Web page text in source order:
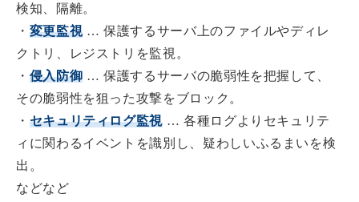
検知、隔離。
・ 変更監視… 保護するサーバ上のファイルやディレ
クトリ、レジストリを監視。
・ 侵入防御 … 保護するサーバの脆弱性を把握して、
その脆弱性を狙った攻撃をブロック。
・ セキュリティログ監視 … 各種ログよりセキュリテ
ィに関わるイベントを識別し、疑わしいふるまいを検
出。
などなど